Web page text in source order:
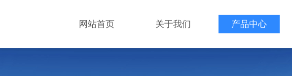
网站首页 关于我们 产品中心